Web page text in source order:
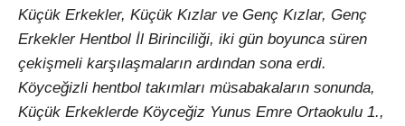
Küçük Erkekler, Küçük Kızlar ve Genç Kızlar, Genç
Erkekler Hentbol İl Birinciliği, iki gün boyunca süren
çekişmeli karşılaşmaların ardından sona erdi.
Köyceğizli hentbol takımları müsabakaların sonunda,
Küçük Erkeklerde Köyceğiz Yunus Emre Ortaokulu 1.,